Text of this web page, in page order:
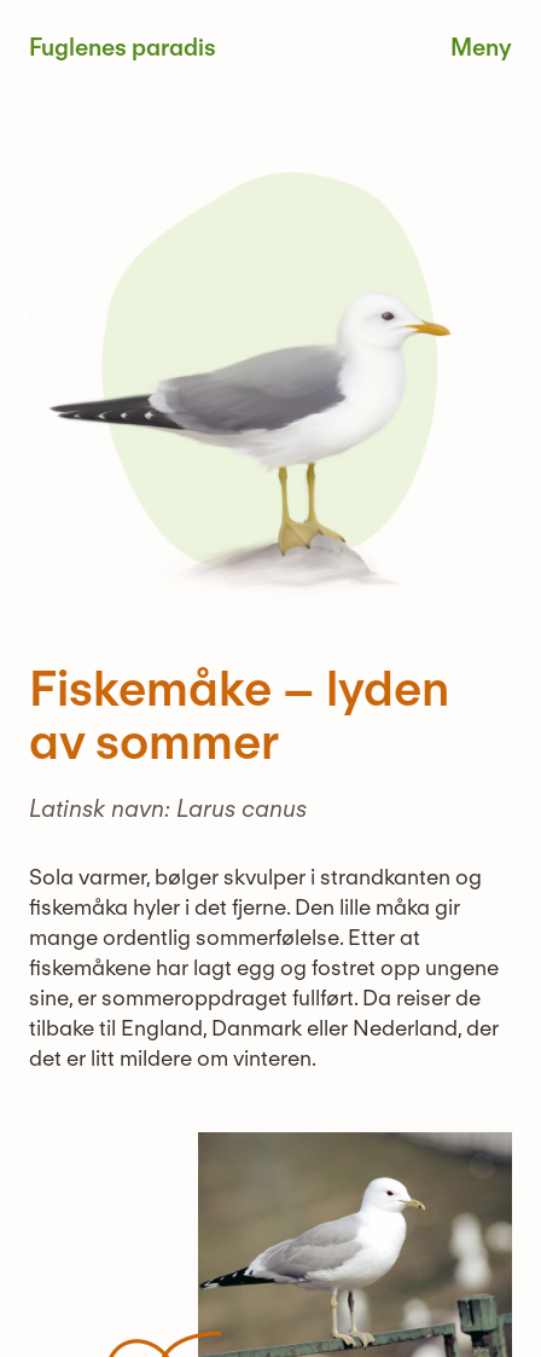
Fuglenes paradis
Fiskemåke – lyden
av sommer
Latinsk navn: Larus canus
Sola varmer, bølger skvulper i strandkanten og
fiskemåka hyler i det fjerne. Den lille måka gir
mange ordentlig sommerfølelse. Etter at
fiskemåkene har lagt egg og fostret opp ungene
sine, er sommeroppdraget fullført. Da reiser de
tilbake til England, Danmark eller Nederland, der
det er litt mildere om vinteren.